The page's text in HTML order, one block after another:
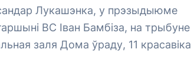
Лукашэнка, у прэзыдыюме
ВС Іван Бамбіза, на трыбуне
заля Дома ўраду, 11 красавіка